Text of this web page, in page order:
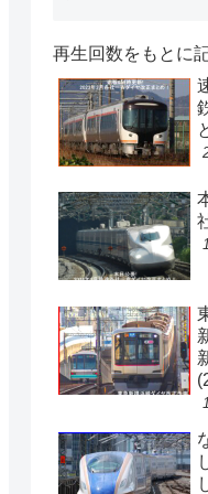
再生回数をもとに